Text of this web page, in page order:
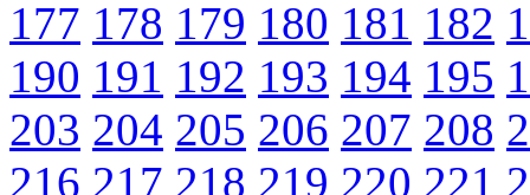
177 178 179 180 181 182
190 191 192 193 194 195
203 204 205 206 207 208
216 217 218 219 220 221